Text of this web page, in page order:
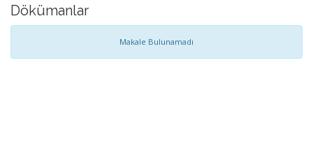
Dökümanlar
Makale Bulunamadı